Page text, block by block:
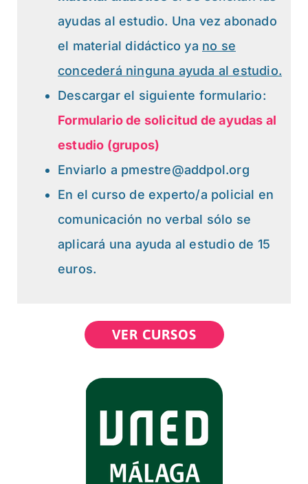
ayudas al estudio. Una vez abonado
el material didáctico ya no se
concederá ninguna ayuda al estudio.
Descargar el siguiente formulario:
Formulario de solicitud de ayudas al
estudio (grupos)
Enviarlo a pmestre@addpol.org
En el curso de experto/a policial en
comunicación no verbal sólo se
aplicará una ayuda al estudio de 15
euros.
VER CURSOS